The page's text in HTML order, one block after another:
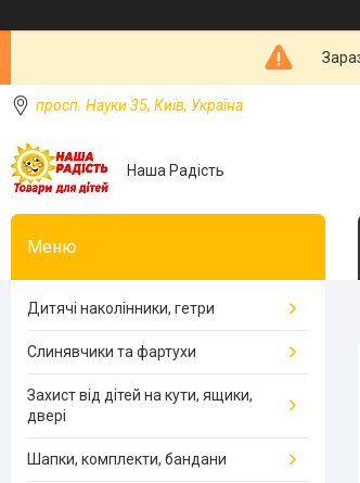
просп. Науки 35, Київ, Україна
Наша Радість
Дитячі наколінники, гетри
Слинявчики та фартухи
Захист від дітей на кути, ящики,
двері
Шапки, комплекти, бандани